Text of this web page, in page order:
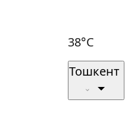
38°C
Тошкент